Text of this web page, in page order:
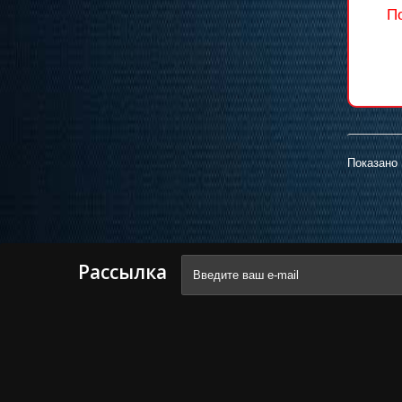
Рассылка